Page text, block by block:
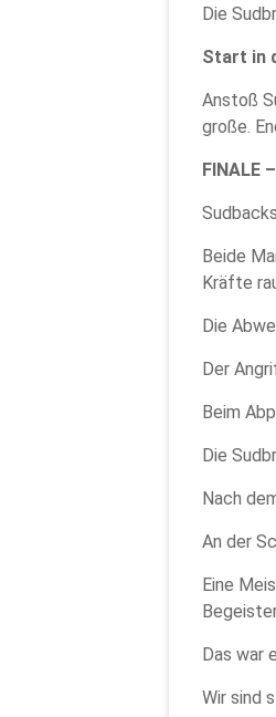
Die
Start in
Anstoß
große.
FINALE
Beide
Kräfte
Die
Der
Beim
Die
Nach
An der
Eine
Das war
Wir sind